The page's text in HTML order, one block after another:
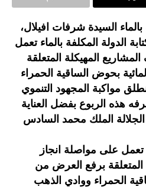
بالماء السيدة شرفات افيلال،
الدولة المكلفة بالماء تعمل
المهيكلة المتعلقة
بحوض الساقية الحمراء
مواكبة المجهود التنموي
هذه الربوع بفضل العناية
الملك محمد السادس
تعمل على مواصلة انجاز
المتعلقة برفع العرض من
الحمراء ووادي الذهب